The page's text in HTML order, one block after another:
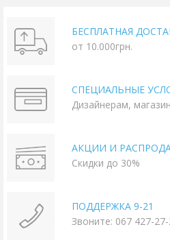
БЕСПЛАТНАЯ
от 10.000грн.
СПЕЦИАЛЬНЫЕ
Дизайнерам,
АКЦИИ И
Скидки до 30%
ПОДДЕРЖКА 9-21
Звоните: 067 427-